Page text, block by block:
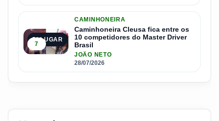
5º LUGAR
7
CAMINHONEIRA
Caminhoneira Cleusa fica entre os
10 competidores do Master Driver
Brasil
JOÃO NETO
28/07/2026